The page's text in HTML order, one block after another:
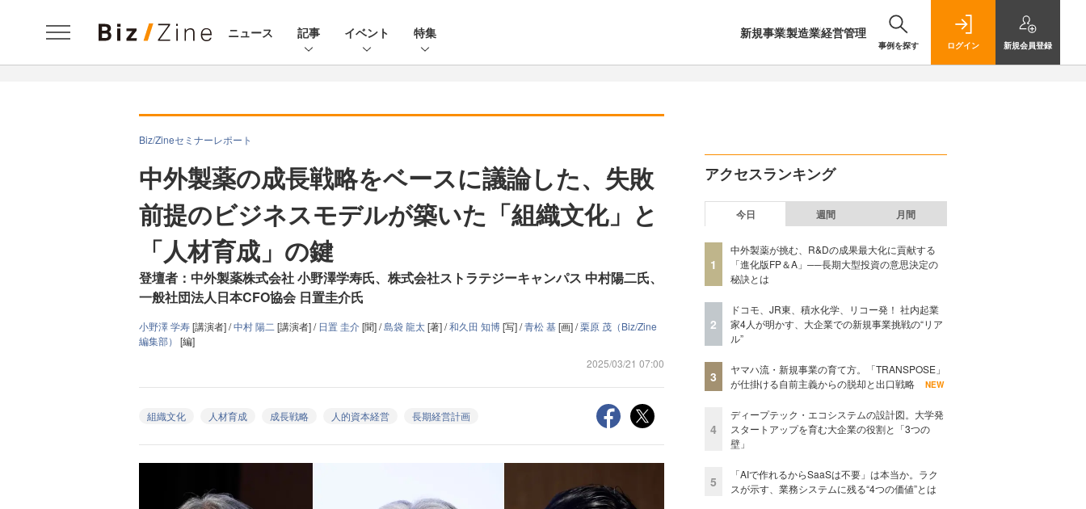
ニュース 記事 イベント 特集 新規事業製造業経営管理
事例を探す ログイン 新規会員登録
Biz/Zineセミナーレポート
中外製薬の成長戦略をベースに議論した、失敗
前提のビジネスモデルが築いた「組織文化」と
「人材育成」の鍵
登壇者：中外製薬株式会社 小野澤学寿氏、株式会社ストラテジーキャンパス 中村陽二氏、
一般社団法人日本CFO協会 日置圭介氏
小野澤 学寿[講演者] /中村 陽二 [講演者] / 日置 圭介[聞] /島袋 龍太[著] /和久田 知博[写] /青松 基[画] /栗原 茂（Biz/Zine
編集部） [編]
2025/03/21 07:00
組織文化 人材育成 成長戦略 人的資本経営 長期経営計画
アクセスランキング
今日 週間 月間
1
中外製薬が挑む、R&Dの成果最大化に貢献する
「進化版FP＆A」──長期大型投資の意思決定の
秘訣とは
2
ドコモ、JR東、積水化学、リコー発！ 社内起業
家4人が明かす、大企業での新規事業挑戦の“リア
ル”
3
ヤマハ流・新規事業の育て方。「TRANSPOSE」
が仕掛ける自前主義からの脱却と出口戦略
NEW
4
ディープテック・エコシステムの設計図。大学発
スタートアップを育む大企業の役割と「3つの
壁」
5
「AIで作れるからSaaSは不要」は本当か。ラク
スが示す、業務システムに残る“4つの価値”とは